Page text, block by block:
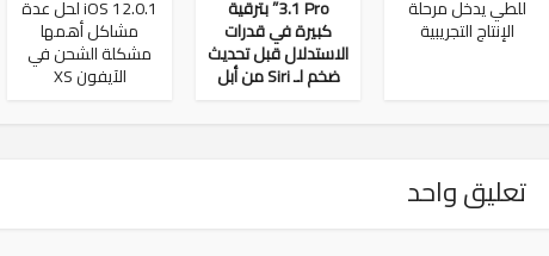
للطي يدخل مرحلة
الإنتاج التجريبية
3.1 Pro” بترقية
كبيرة في قدرات
الاستدلال قبل تحديث
ضخم لـ Siri من أبل
iOS 12.0.1 لحل عدة
مشاكل أهمها
مشكلة الشحن في
الآيفون XS
تعليق واحد